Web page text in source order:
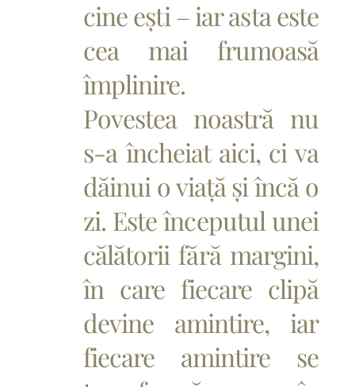
cine ești – iar asta este
cea mai frumoasă
împlinire.
Povestea noastră nu
s-a încheiat aici, ci va
dăinui o viață și încă o
zi. Este începutul unei
călătorii fără margini,
în care fiecare clipă
devine amintire, iar
fiecare amintire se